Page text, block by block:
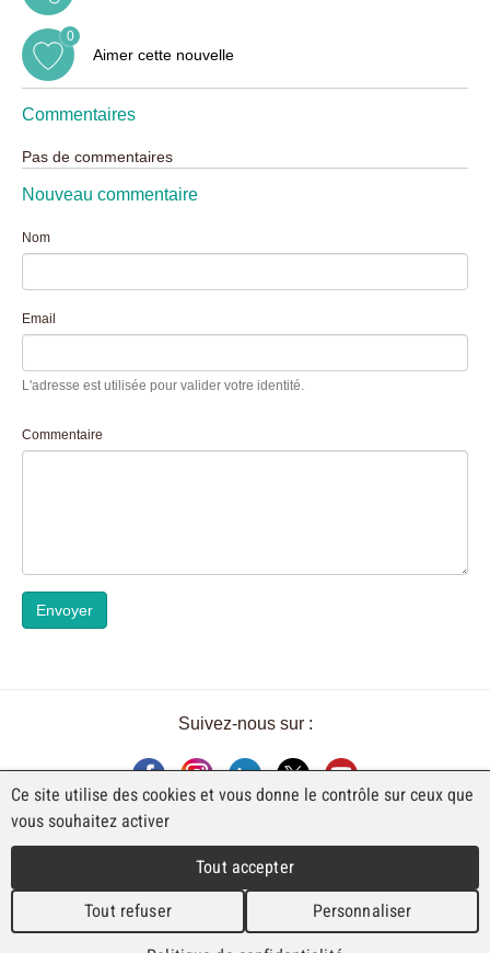
Aimer cette nouvelle
0
Commentaires
Pas de commentaires
Nouveau commentaire
Nom
Email
L'adresse est utilisée pour valider votre identité.
Commentaire
Envoyer
Suivez-nous sur :
UNE EXPOSITION DE FAJI SA
Rue Industrielle 98
CH-2740 Moutier
T. +41 (0)32 492 70 10
info@faji.ch
Ce site utilise des cookies et vous donne le contrôle sur ceux que
vous souhaitez activer
Tout accepter
Tout refuser Personnaliser